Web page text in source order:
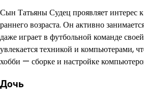
Сын Татьяны Судец проявляет интерес
раннего возраста. Он активно
даже играет в футбольной команде
увлекается техникой и компьютерами,
хобби — сборке и настройке
Дочь